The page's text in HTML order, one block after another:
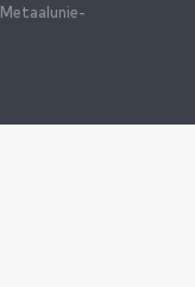
Metaalunie-